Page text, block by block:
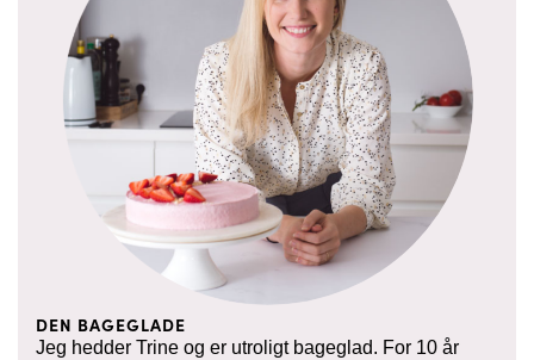
DEN BAGEGLADE
Jeg hedder Trine og er utroligt bageglad. For 10 år